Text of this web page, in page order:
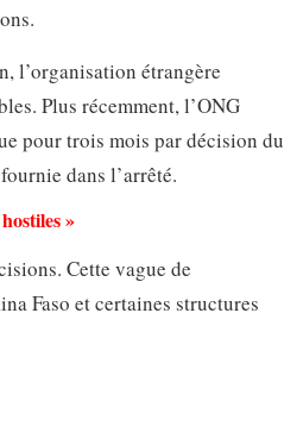
l’organisation étrangère
Plus récemment, l’ONG
pour trois mois par décision du
dans l’arrêté.
»
Cette vague de
Faso et certaines structures